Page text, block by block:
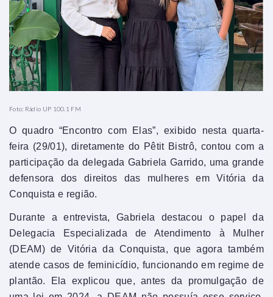
Foto: Rádio UP 100.1 FM
O quadro “Encontro com Elas”, exibido nesta quarta-
feira (29/01), diretamente do Pêtit Bistrô, contou com a
participação da delegada Gabriela Garrido, uma grande
defensora dos direitos das mulheres em Vitória da
Conquista e região.
Durante a entrevista, Gabriela destacou o papel da
Delegacia Especializada de Atendimento à Mulher
(DEAM) de Vitória da Conquista, que agora também
atende casos de feminicídio, funcionando em regime de
plantão. Ela explicou que, antes da promulgação de